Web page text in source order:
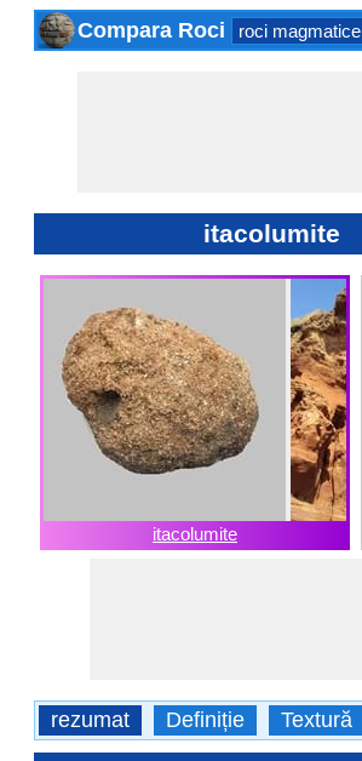
Compara Roci roci magmatice
itacolumite
itacolumite
rezumat Definiție Textură